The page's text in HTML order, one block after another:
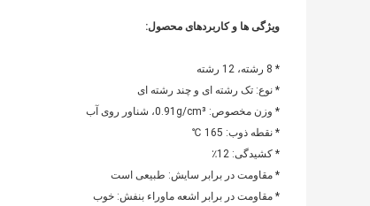
ویژگی ها و کاربردهای محصول:
* 8 رشته، 12 رشته
* نوع: تک رشته ای و چند رشته ای
* وزن مخصوص: 0.91g/cm³، شناور روی آب
* نقطه ذوب: 165 ℃
* کشیدگی: 12٪
* مقاومت در برابر سایش: طبیعی است
* مقاومت در برابر اشعه ماوراء بنفش: خوب